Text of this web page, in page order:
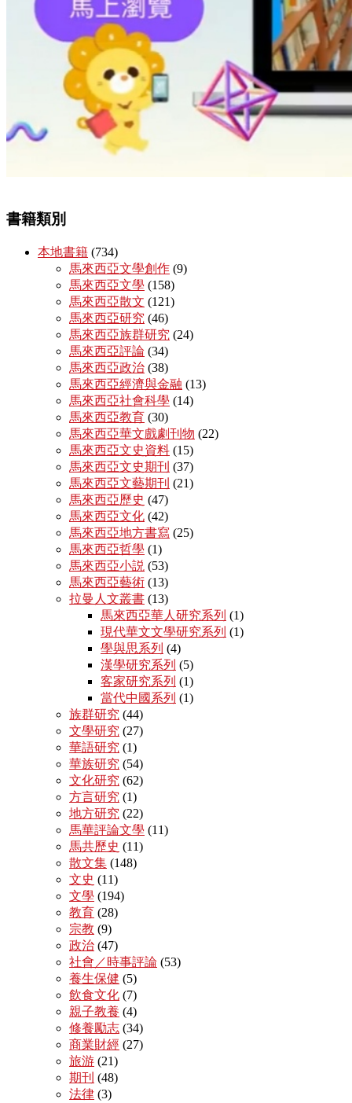
書籍類別
本地書籍 (734)
馬來西亞文學創作 (9)
馬來西亞文學 (158)
馬來西亞散文 (121)
馬來西亞研究 (46)
馬來西亞族群研究 (24)
馬來西亞評論 (34)
馬來西亞政治 (38)
馬來西亞經濟與金融 (13)
馬來西亞社會科學 (14)
馬來西亞教育 (30)
馬來西亞華文戲劇刊物 (22)
馬來西亞文史資料 (15)
馬來西亞文史期刊 (37)
馬來西亞文藝期刊 (21)
馬來西亞歷史 (47)
馬來西亞文化 (42)
馬來西亞地方書寫 (25)
馬來西亞哲學 (1)
馬來西亞小説 (53)
馬來西亞藝術 (13)
拉曼人文叢書 (13)
馬來西亞華人研究系列 (1)
現代華文文學研究系列 (1)
學與思系列 (4)
漢學研究系列 (5)
客家研究系列 (1)
當代中國系列 (1)
族群研究 (44)
文學研究 (27)
華語研究 (1)
華族研究 (54)
文化研究 (62)
方言研究 (1)
地方研究 (22)
馬華評論文學 (11)
馬共歷史 (11)
散文集 (148)
文史 (11)
文學 (194)
教育 (28)
宗教 (9)
政治 (47)
社會／時事評論 (53)
養生保健 (5)
飲食文化 (7)
親子教養 (4)
修養勵志 (34)
商業財經 (27)
旅游 (21)
期刊 (48)
法律 (3)